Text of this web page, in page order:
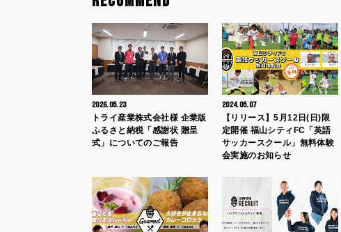
2026.05.23
トライ産業株式会社様 企業版
ふるさと納税「感謝状 贈呈
式」についてのご報告
2024.05.07
【リリース】5月12日(日)限
定開催 福山シティFC「英語
サッカースクール」無料体験
会実施のお知らせ